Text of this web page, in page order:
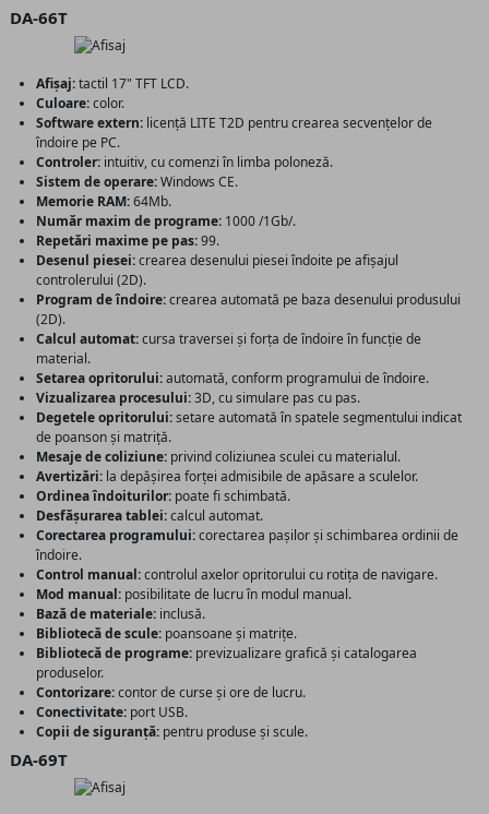
DA-66T
Afișaj:tactil 17" TFT LCD.
Culoare:color.
Software extern: licență LITE T2D pentru crearea secvențelor de
îndoire pe PC.
Controler: intuitiv, cu comenzi în limba poloneză.
Sistem de operare:Windows CE.
Memorie RAM:64Mb.
Număr maxim de programe: 1000 /1Gb/.
Repetări maxime pe pas:99.
Desenul piesei:crearea desenului piesei îndoite pe afișajul
controlerului (2D).
Program de îndoire:crearea automată pe baza desenului produsului
(2D).
Calcul automat:cursa traversei și forța de îndoire în funcție de
material.
Setarea opritorului:automată, conform programului de îndoire.
Vizualizarea procesului:3D, cu simulare pas cu pas.
Degetele opritorului:setare automată în spatele segmentului indicat
de poanson și matriță.
Mesaje de coliziune: privind coliziunea sculei cu materialul.
Avertizări: la depășirea forței admisibile de apăsare a sculelor.
Ordinea îndoiturilor: poate fi schimbată.
Desfășurarea tablei:calcul automat.
Corectarea programului:corectarea pașilor și schimbarea ordinii de
îndoire.
Control manual:controlul axelor opritorului cu rotița de navigare.
Mod manual: posibilitate de lucru în modul manual.
Bază de materiale: inclusă.
Bibliotecă de scule: poansoane și matrițe.
Bibliotecă de programe: previzualizare grafică și catalogarea
produselor.
Contorizare:contor de curse și ore de lucru.
Conectivitate: port USB.
Copii de siguranță: pentru produse și scule.
DA-69T